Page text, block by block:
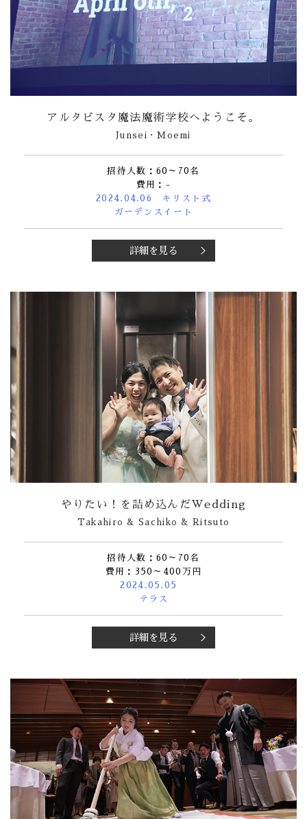
アルタビスタ魔法魔術学校へようこそ。
Junsei・Moemi
招待人数：60～70名
費用：-
2024.04.06 キリスト式
ガーデンスイート
詳細を見る
やりたい！を詰め込んだWedding
Takahiro & Sachiko & Ritsuto
招待人数：60～70名
費用：350～400万円
2024.05.05
テラス
詳細を見る